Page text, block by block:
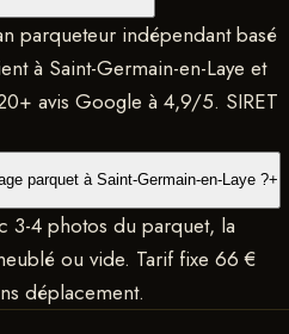
parqueteur indépendant basé
à Saint-Germain-en-Laye et
avis Google à 4,9/5. SIRET
parquet à Saint-Germain-en-Laye ?+
3-4 photos du parquet, la
ou vide. Tarif fixe 66 €
déplacement.